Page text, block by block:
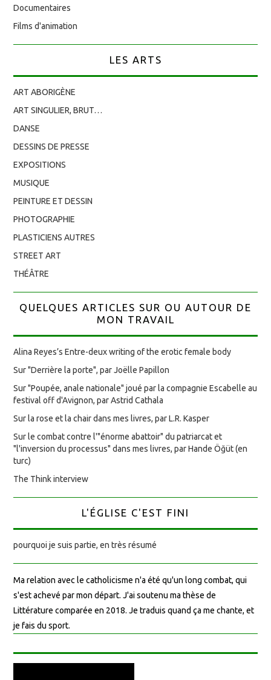
Documentaires
Films d'animation
LES ARTS
ART ABORIGÈNE
ART SINGULIER, BRUT…
DANSE
DESSINS DE PRESSE
EXPOSITIONS
MUSIQUE
PEINTURE ET DESSIN
PHOTOGRAPHIE
PLASTICIENS AUTRES
STREET ART
THÉÂTRE
QUELQUES ARTICLES SUR OU AUTOUR DE
MON TRAVAIL
Alina Reyes’s Entre-deux writing of the erotic female body
Sur "Derrière la porte", par Joëlle Papillon
Sur "Poupée, anale nationale" joué par la compagnie Escabelle au
festival off d'Avignon, par Astrid Cathala
Sur la rose et la chair dans mes livres, par L.R. Kasper
Sur le combat contre l'"énorme abattoir" du patriarcat et
"l'inversion du processus" dans mes livres, par Hande Öğüt (en
turc)
The Think interview
L'ÉGLISE C'EST FINI
pourquoi je suis partie, en très résumé
Ma relation avec le catholicisme n'a été qu'un long combat, qui
s'est achevé par mon départ. J'ai soutenu ma thèse de
Littérature comparée en 2018. Je traduis quand ça me chante, et
je fais du sport.